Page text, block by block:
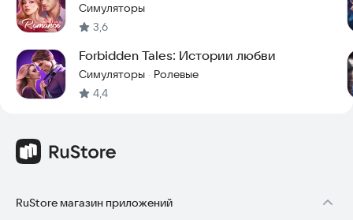
Симуляторы
3,6
Forbidden Tales: Истории любви
Симуляторы · Ролевые
4,4
RuStore магазин приложений